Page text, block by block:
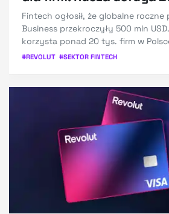
Fintech ogłosił, że globalne
Business przekroczyły 500 mln
korzysta ponad 20 tys. firm w
#REVOLUT #SEKTOR FINTECH